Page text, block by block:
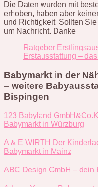
Die Daten wurden mit
erhoben, haben aber
und Richtigkeit. Sollten
um Nachricht. Danke
Ratgeber
Erstausstattung –
Babymarkt in der
– weitere
Bispingen
123 Babyland
Babymarkt in Würzburg
A & E WIRTH Der
Babymarkt in Mainz
ABC Design GmbH – dein